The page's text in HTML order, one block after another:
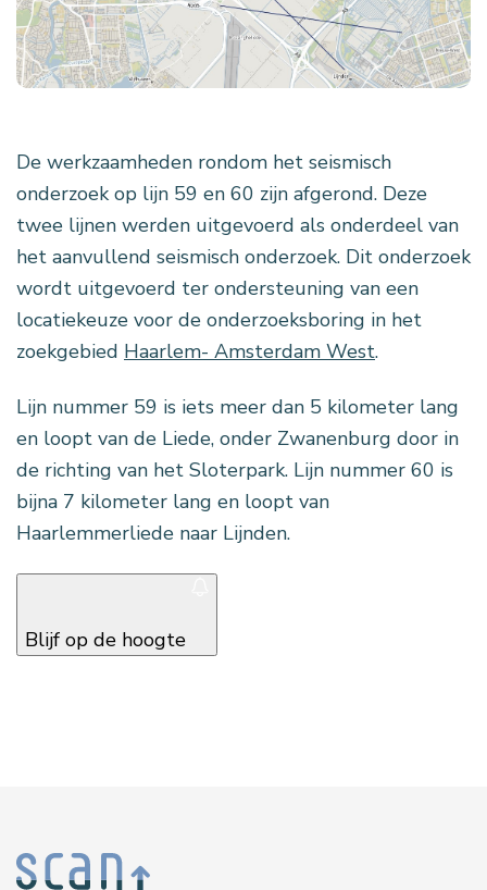
De werkzaamheden rondom het seismisch
onderzoek op lijn 59 en 60 zijn afgerond. Deze
twee lijnen werden uitgevoerd als onderdeel van
het aanvullend seismisch onderzoek. Dit onderzoek
wordt uitgevoerd ter ondersteuning van een
locatiekeuze voor de onderzoeksboring in het
zoekgebied Haarlem- Amsterdam West.
Lijn nummer 59 is iets meer dan 5 kilometer lang
en loopt van de Liede, onder Zwanenburg door in
de richting van het Sloterpark. Lijn nummer 60 is
bijna 7 kilometer lang en loopt van
Haarlemmerliede naar Lijnden.
Blijf op de hoogte